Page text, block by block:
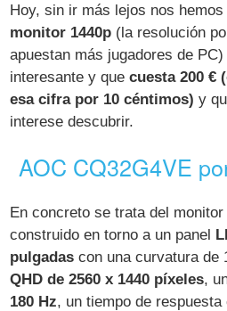
Hoy, sin ir más lejos nos
monitor 1440p (la resolución
apuestan más jugadores de
interesante y quecuesta 200 €
esa cifra por 10 céntimos) y
interese descubrir.
AOC CQ32G4VE
En concreto se trata del monitor
construido en torno a un panel
pulgadas con una curvatura de
QHD de 2560 x 1440 píxeles,
180 Hz, un tiempo de